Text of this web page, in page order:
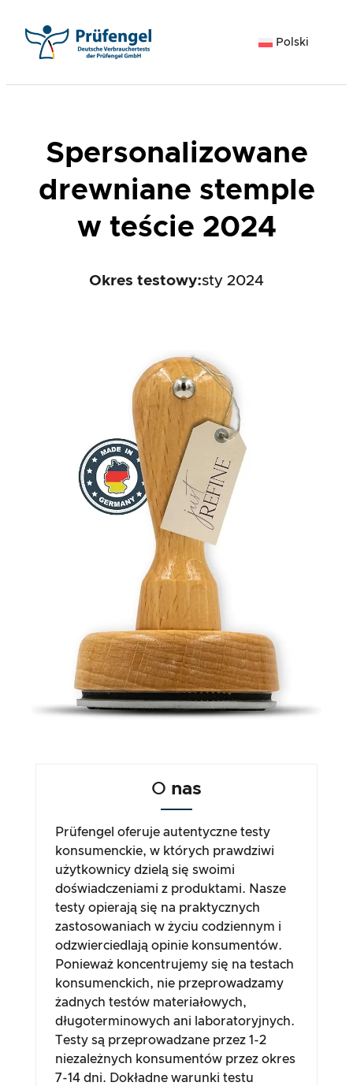
Polski
Spersonalizowane
drewniane stemple
w teście 2024
Okres testowy:sty 2024
O nas
Prüfengel oferuje autentyczne testy
konsumenckie, w których prawdziwi
użytkownicy dzielą się swoimi
doświadczeniami z produktami. Nasze
testy opierają się na praktycznych
zastosowaniach w życiu codziennym i
odzwierciedlają opinie konsumentów.
Ponieważ koncentrujemy się na testach
konsumenckich, nie przeprowadzamy
żadnych testów materiałowych,
długoterminowych ani laboratoryjnych.
Testy są przeprowadzane przez 1-2
niezależnych konsumentów przez okres
7-14 dni. Dokładne warunki testu